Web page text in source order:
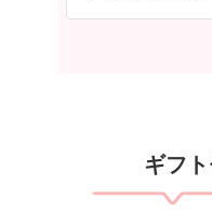
ギフ